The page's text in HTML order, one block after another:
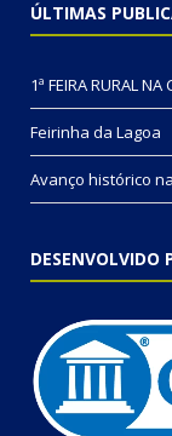
ÚLTIMAS
1ª FEIRA RURAL
Feirinha da Lagoa
Avanço histórico
DESENVOLVIDO